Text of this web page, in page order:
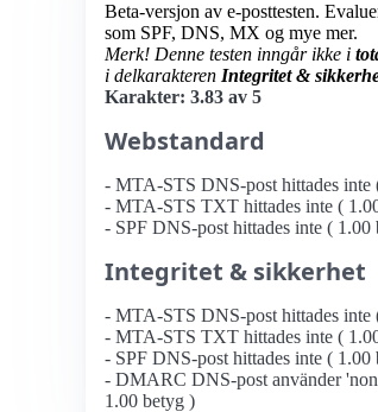
Beta-versjon av e-posttesten.
som SPF, DNS, MX og mye mer.
Merk! Denne testen inngår ikke i
i delkarakteren Integritet &
Karakter: 3.83 av 5
Webstandard
- MTA-STS DNS-post hittades inte
- MTA-STS TXT hittades inte (
- SPF DNS-post hittades inte ( 1.00
Integritet & sikkerhet
- MTA-STS DNS-post hittades inte
- MTA-STS TXT hittades inte (
- SPF DNS-post hittades inte ( 1.00
- DMARC DNS-post använder
1.00 betyg )